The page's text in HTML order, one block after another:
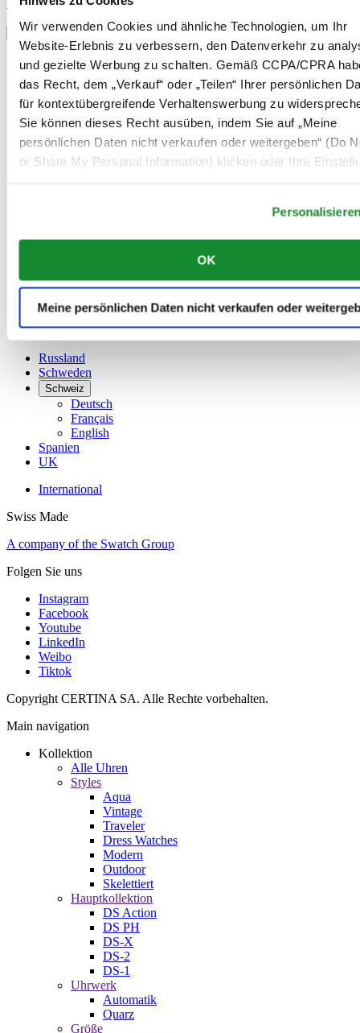
Wir verwenden Cookies und ähnliche Technologien, um Ihr
Website-Erlebnis zu verbessern, den Datenverkehr zu
und gezielte Werbung zu schalten. Gemäß CCPA/CPRA
das Recht, dem „Verkauf“ oder „Teilen“ Ihrer persönlichen
für kontextübergreifende Verhaltenswerbung zu
Sie können dieses Recht ausüben, indem Sie auf „Meine
persönlichen Daten nicht verkaufen oder weitergeben“ (Do
or Share My Personal Information) klicken oder Ihre
OK
Meine persönlichen Daten nicht verkaufen oder
Land/Region auswählen
Sprachumschalter
Belgien
Dutch
Français
China
English
简体中文
Dänemark
Deutschland
Luxemburg
Niederlande
Norwegen
Österreich
Polen
Russland
Schweden
Schweiz
Deutsch
Français
English
Spanien
UK
International
Swiss Made
A company of the Swatch Group
Folgen Sie uns
Instagram
Facebook
Youtube
LinkedIn
Weibo
Tiktok
Copyright CERTINA SA. Alle Rechte vorbehalten.
Main navigation
Kollektion
Alle Uhren
Styles
Aqua
Vintage
Traveler
Dress Watches
Modern
Outdoor
Skelettiert
Hauptkollektion
DS Action
DS PH
DS-X
DS-2
DS-1
Uhrwerk
Automatik
Quarz
Größe